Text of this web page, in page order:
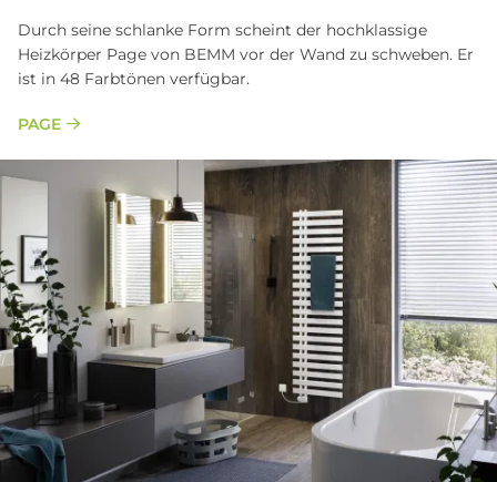
Durch seine schlanke Form scheint der hochklassige
Heizkörper Page von BEMM vor der Wand zu schweben. Er
ist in 48 Farbtönen verfügbar.
PAGE